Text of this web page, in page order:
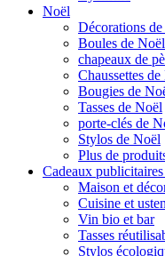
Noël
Décorations
Boules de
chapeaux de
Chaussettes
Bougies de
Tasses de Noël
porte-clés de
Stylos de Noël
Plus de
Cadeaux
Maison et
Cuisine et
Vin bio et bar
Tasses
Stylos